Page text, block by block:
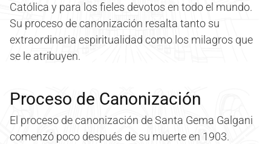
Católica y para los fieles devotos en todo el mundo.
Su proceso de canonización resalta tanto su
extraordinaria espiritualidad como los milagros que
se le atribuyen.
Proceso de Canonización
El proceso de canonización de Santa Gema Galgani
comenzó poco después de su muerte en 1903.